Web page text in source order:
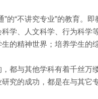
的“不讲究专业”的教育。
学、人文科学、行为科学
的精神世界；培养学生的
都与其他学科有着千丝万
究的成功，都是在与其它